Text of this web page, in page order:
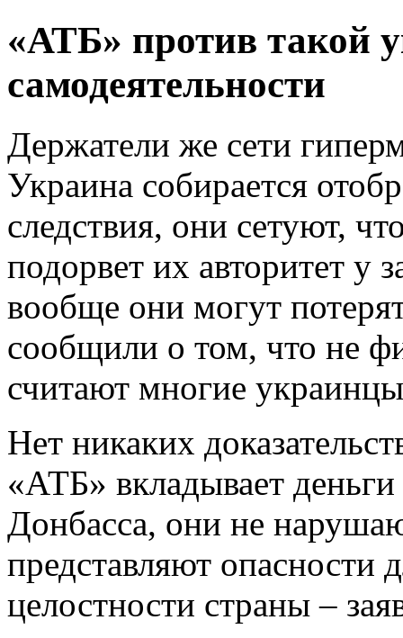
«АТБ» против такой
самодеятельности
Держатели же сети
Украина собирается
следствия, они сетуют,
подорвет их авторитет у
вообще они могут
сообщили о том, что не
считают многие
Нет никаких
«АТБ» вкладывает
Донбасса, они не
представляют опасности
целостности страны –